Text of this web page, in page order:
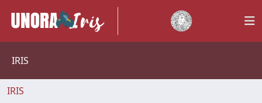
IRIS
IRIS